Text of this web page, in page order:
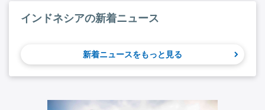
インドネシアの新着ニュース
新着ニュースをもっと見る